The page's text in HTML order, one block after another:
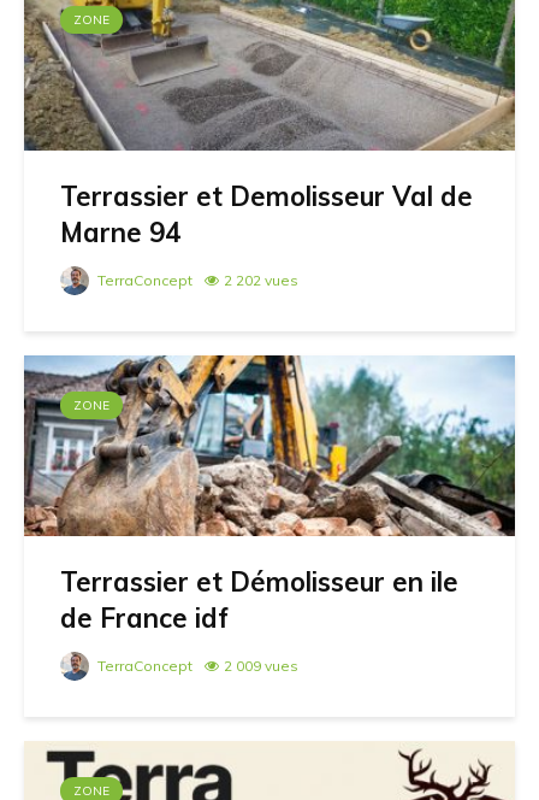
ZONE
Terrassier et Demolisseur Val de
Marne 94
TerraConcept 2 202 vues
ZONE
Terrassier et Démolisseur en ile
de France idf
TerraConcept 2 009 vues
ZONE